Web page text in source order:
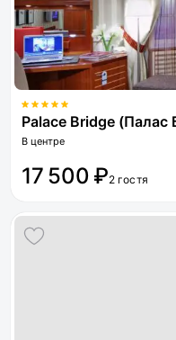
Palace Bridge (Палас
В центре
17 500 ₽2 гостя